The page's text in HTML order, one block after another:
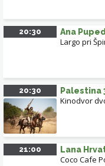
20:30 Ana
Largo pri
20:30 Palestina
Kinodvor
21:00 Lana
Coco Cafe